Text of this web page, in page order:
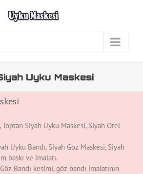
Uyku Maskesi
, Toptan Siyah Uyku Maskesi, Siyah Otel
Uyku Bandı, Siyah Göz Maskesi, Siyah
baskı ve imalatı.
Göz Bandı kesimi, göz bandı imalatının